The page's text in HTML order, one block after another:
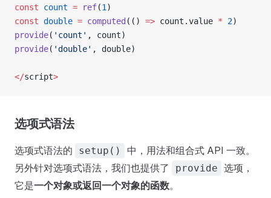
const count = ref(1 )
const double = computed (() => count.value * 2)
provide( 'count' , count)
provide( 'double' , double)
</script>
选项式语法
选项式语法的 setup()
中，用法和组合式 API 一致。
另外针对选项式语法，我们也提供了
provide 选项，
它是一个对象或返回一个对象的函数。